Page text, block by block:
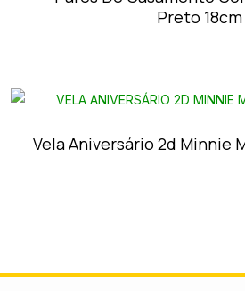
Preto 18cm
Vela Aniversário 2d Minnie